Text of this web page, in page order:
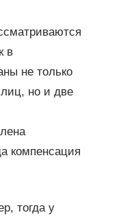
в
не только
лиц, но и две
компенсация
тогда у